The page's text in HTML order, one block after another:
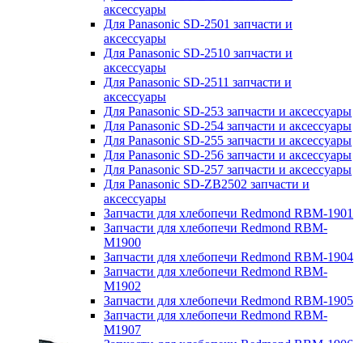
аксессуары
Для Panasonic SD-2501 запчасти и
аксессуары
Для Panasonic SD-2510 запчасти и
аксессуары
Для Panasonic SD-2511 запчасти и
аксессуары
Для Panasonic SD-253 запчасти и аксессуары
Для Panasonic SD-254 запчасти и аксессуары
Для Panasonic SD-255 запчасти и аксессуары
Для Panasonic SD-256 запчасти и аксессуары
Для Panasonic SD-257 запчасти и аксессуары
Для Panasonic SD-ZB2502 запчасти и
аксессуары
Запчасти для хлебопечи Redmond RBM-1901
Запчасти для хлебопечи Redmond RBM-
M1900
Запчасти для хлебопечи Redmond RBM-1904
Запчасти для хлебопечи Redmond RBM-
M1902
Запчасти для хлебопечи Redmond RBM-1905
Запчасти для хлебопечи Redmond RBM-
M1907